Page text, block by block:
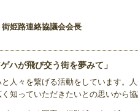
姫路連絡協議会会長
ハが飛び交う街を夢みて」
人々を繋げる活動をしています。
知っていただきたいとの思いから協